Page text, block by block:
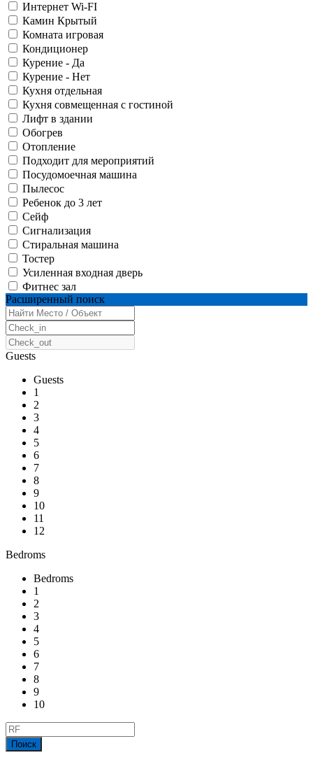
Интернет Wi-FI
Камин Крытый
Комната игровая
Кондиционер
Курение - Да
Курение - Нет
Кухня отдельная
Кухня совмещенная с гостиной
Лифт в здании
Обогрев
Отопление
Подходит для мероприятий
Посудомоечная машина
Пылесос
Ребенок до 3 лет
Сейф
Сигнализация
Стиральная машина
Тостер
Усиленная входная дверь
Фитнес зал
Расширенный поиск
Guests
Guests
1
2
3
4
5
6
7
8
9
10
11
12
Bedroms
Bedroms
1
2
3
4
5
6
7
8
9
10